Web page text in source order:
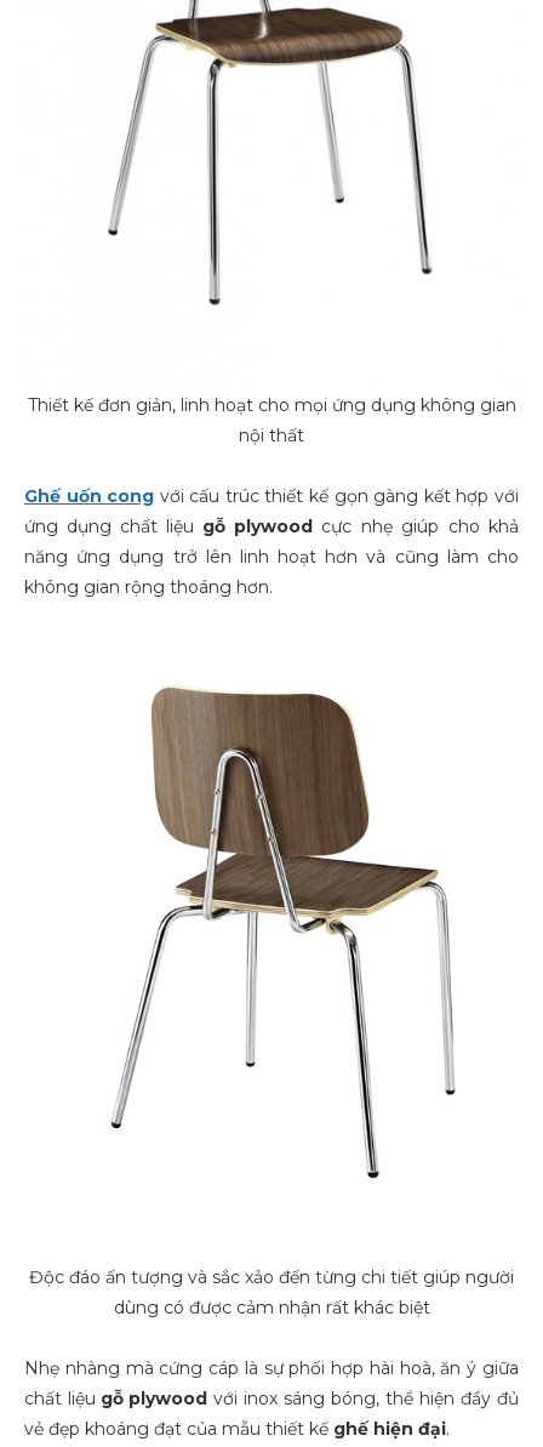
Thiết kế đơn giản, linh hoạt cho mọi ứng dụng không gian
nội thất
Ghế uốn cong với cấu trúc thiết kế gọn gàng kết hợp với
ứng dụng chất liệu gỗ plywood cực nhẹ giúp cho khả
năng ứng dụng trở lên linh hoạt hơn và cũng làm cho
không gian rộng thoáng hơn.
Độc đáo ấn tượng và sắc xảo đến từng chi tiết giúp người
dùng có được cảm nhận rất khác biệt
Nhẹ nhàng mà cứng cáp là sự phối hợp hài hoà, ăn ý giữa
chất liệu gỗ plywood với inox sáng bóng, thể hiện đầy đủ
vẻ đẹp khoáng đạt của mẫu thiết kế ghế hiện đại.